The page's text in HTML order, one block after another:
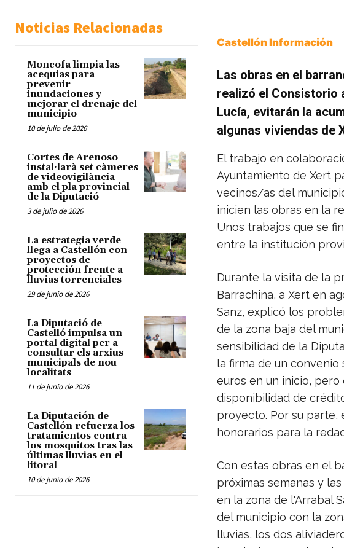
Noticias Relacionadas
Moncofa limpia las
acequias para
prevenir
inundaciones y
mejorar el drenaje del
municipio
10 de julio de 2026
Cortes de Arenoso
instal·larà set càmeres
de videovigilància
amb el pla provincial
de la Diputació
3 de julio de 2026
La estrategia verde
llega a Castellón con
proyectos de
protección frente a
lluvias torrenciales
29 de junio de 2026
La Diputació de
Castelló impulsa un
portal digital per a
consultar els arxius
municipals de nou
localitats
11 de junio de 2026
La Diputación de
Castellón refuerza los
tratamientos contra
los mosquitos tras las
últimas lluvias en el
litoral
10 de junio de 2026
Castellón Información
Las obras en el
realizó el Consistorio
Lucía, evitarán la
algunas viviendas de
El trabajo en
Ayuntamiento de Xert
vecinos/as del
inicien las obras en la
Unos trabajos que se
entre la institución
Durante la visita de la
Barrachina, a Xert en
Sanz, explicó los
de la zona baja del
sensibilidad de la
la firma de un
euros en un inicio, pero
disponibilidad de
proyecto. Por su parte,
honorarios para la
Con estas obras en el
próximas semanas y
en la zona de l'Arrabal
del municipio con la
lluvias, los dos